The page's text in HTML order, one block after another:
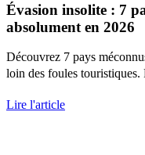
Évasion insolite : 7
absolument en 2026
Découvrez 7 pays
loin des foules
Lire l'article